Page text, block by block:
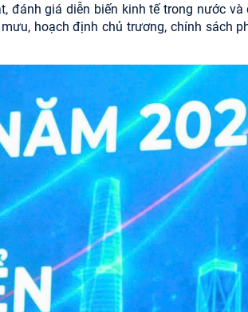
đánh giá diễn biến kinh tế trong nước
hoạch định chủ trương, chính sách